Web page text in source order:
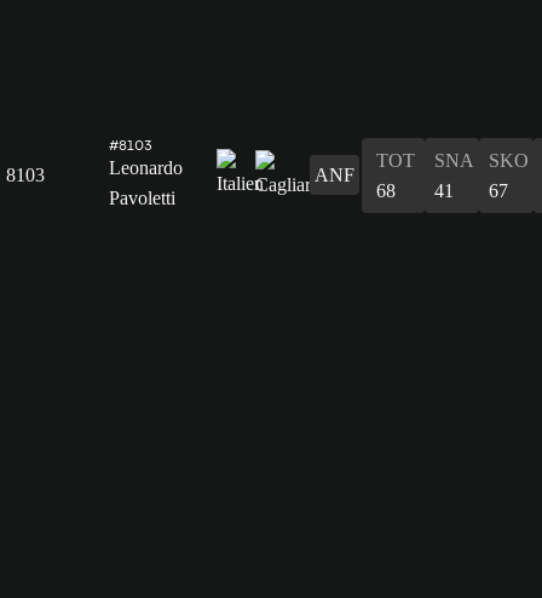
8103
#8103
Leonardo
Pavoletti
ANF
TOT
68
SNA
41
SKO
67